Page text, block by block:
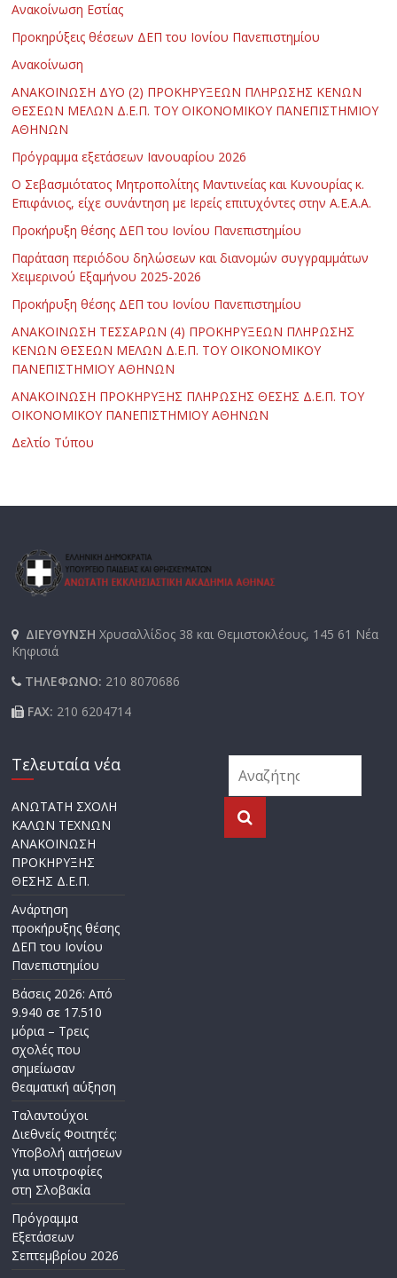
Ανακοίνωση Εστίας
Προκηρύξεις θέσεων ΔΕΠ του Ιονίου Πανεπιστημίου
Ανακοίνωση
ΑΝΑΚΟΙΝΩΣΗ ΔΥΟ (2) ΠΡΟΚΗΡΥΞΕΩΝ ΠΛΗΡΩΣΗΣ ΚΕΝΩΝ
ΘΕΣΕΩΝ ΜΕΛΩΝ Δ.Ε.Π. ΤΟΥ ΟΙΚΟΝΟΜΙΚΟΥ ΠΑΝΕΠΙΣΤΗΜΙΟΥ
ΑΘΗΝΩΝ
Πρόγραμμα εξετάσεων Ιανουαρίου 2026
Ο Σεβασμιότατος Μητροπολίτης Μαντινείας και Κυνουρίας κ.
Επιφάνιος, είχε συνάντηση με Ιερείς επιτυχόντες στην Α.Ε.Α.Α.
Προκήρυξη θέσης ΔΕΠ του Ιονίου Πανεπιστημίου
Παράταση περιόδου δηλώσεων και διανομών συγγραμμάτων
Χειμερινού Εξαμήνου 2025-2026
Προκήρυξη θέσης ΔΕΠ του Ιονίου Πανεπιστημίου
ΑΝΑΚΟΙΝΩΣΗ ΤΕΣΣΑΡΩΝ (4) ΠΡΟΚΗΡΥΞΕΩΝ ΠΛΗΡΩΣΗΣ
ΚΕΝΩΝ ΘΕΣΕΩΝ ΜΕΛΩΝ Δ.Ε.Π. ΤΟΥ ΟΙΚΟΝΟΜΙΚΟΥ
ΠΑΝΕΠΙΣΤΗΜΙΟΥ ΑΘΗΝΩΝ
ΑΝΑΚΟΙΝΩΣΗ ΠΡΟΚΗΡΥΞΗΣ ΠΛΗΡΩΣΗΣ ΘΕΣΗΣ Δ.Ε.Π. ΤΟΥ
ΟΙΚΟΝΟΜΙΚΟΥ ΠΑΝΕΠΙΣΤΗΜΙΟΥ ΑΘΗΝΩΝ
Δελτίο Τύπου
ΔΙΕΥΘΥΝΣΗΧρυσαλλίδος 38 και Θεμιστοκλέους, 145 61 Νέα
Κηφισιά
ΤΗΛΕΦΩΝΟ: 210 8070686
FAX: 210 6204714
Τελευταία νέα
ΑΝΩΤΑΤΗ ΣΧΟΛΗ
ΚΑΛΩΝ ΤΕΧΝΩΝ
ΑΝΑΚΟΙΝΩΣΗ
ΠΡΟΚΗΡΥΞΗΣ
ΘΕΣΗΣ Δ.Ε.Π.
Ανάρτηση
προκήρυξης θέσης
ΔΕΠ του Ιονίου
Πανεπιστημίου
Βάσεις 2026: Από
9.940 σε 17.510
μόρια – Τρεις
σχολές που
σημείωσαν
θεαματική αύξηση
Ταλαντούχοι
Διεθνείς Φοιτητές:
Υποβολή αιτήσεων
για υποτροφίες
στη Σλοβακία
Πρόγραμμα
Εξετάσεων
Σεπτεμβρίου 2026